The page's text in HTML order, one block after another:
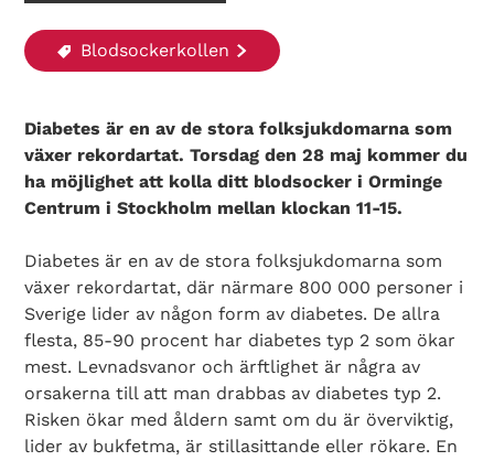
Blodsockerkollen
Diabetes är en av de stora folksjukdomarna som
växer rekordartat. Torsdag den 28 maj kommer du
ha möjlighet att kolla ditt blodsocker i Orminge
Centrum i Stockholm mellan klockan 11-15.
Diabetes är en av de stora folksjukdomarna som
växer rekordartat, där närmare 800 000 personer i
Sverige lider av någon form av diabetes. De allra
flesta, 85-90 procent har diabetes typ 2 som ökar
mest. Levnadsvanor och ärftlighet är några av
orsakerna till att man drabbas av diabetes typ 2.
Risken ökar med åldern samt om du är överviktig,
lider av bukfetma, är stillasittande eller rökare. En